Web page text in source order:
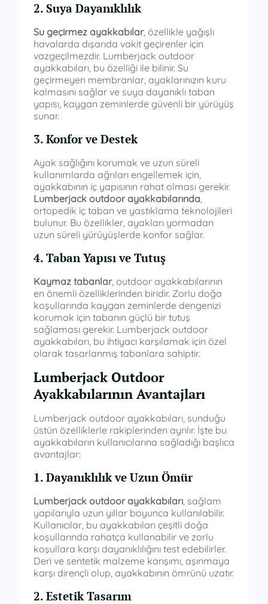
2. Suya Dayanıklılık
Su geçirmez ayakkabılar, özellikle yağışlı
havalarda dışarıda vakit geçirenler için
vazgeçilmezdir. Lumberjack outdoor
ayakkabıları, bu özelliği ile bilinir. Su
geçirmeyen membranlar, ayaklarınızın kuru
kalmasını sağlar ve suya dayanıklı taban
yapısı, kaygan zeminlerde güvenli bir yürüyüş
sunar.
3. Konfor ve Destek
Ayak sağlığını korumak ve uzun süreli
kullanımlarda ağrıları engellemek için,
ayakkabının iç yapısının rahat olması gerekir.
Lumberjack outdoor ayakkabılarında
ortopedik iç taban ve yastıklama teknolojileri
bulunur. Bu özellikler, ayakları yormadan
uzun süreli yürüyüşlerde konfor sağlar.
4. Taban Yapısı ve Tutuş
Kaymaz tabanlar, outdoor ayakkabılarının
en önemli özelliklerinden biridir. Zorlu doğa
koşullarında kaygan zeminlerde dengenizi
korumak için tabanın güçlü bir tutuş
sağlaması gerekir. Lumberjack outdoor
ayakkabıları, bu ihtiyacı karşılamak için özel
olarak tasarlanmış tabanlara sahiptir.
Lumberjack Outdoor
Ayakkabılarının Avantajları
Lumberjack outdoor ayakkabıları, sunduğu
üstün özelliklerle rakiplerinden ayrılır. İşte bu
ayakkabıların kullanıcılarına sağladığı başlıca
avantajlar:
1. Dayanıklılık ve Uzun Ömür
Lumberjack outdoor ayakkabıları , sağlam
yapılarıyla uzun yıllar boyunca kullanılabilir.
Kullanıcılar, bu ayakkabıları çeşitli doğa
koşullarında rahatça kullanabilir ve zorlu
koşullara karşı dayanıklılığını test edebilirler.
Deri ve sentetik malzeme karışımı, aşınmaya
karşı dirençli olup, ayakkabının ömrünü uzatır.
2. Estetik Tasarım